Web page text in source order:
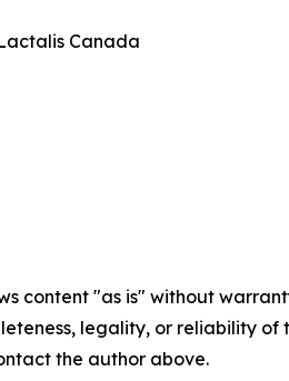
Canada
content "as is" without
legality, or reliability
the author above.